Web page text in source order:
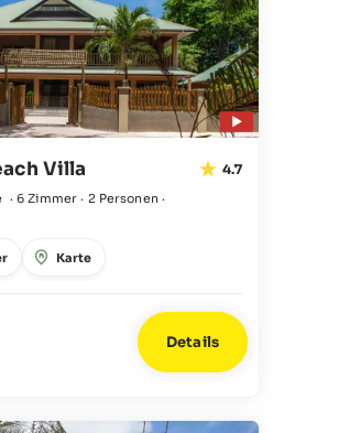
Villa 4.7
· 6 Zimmer · 2 Personen·
Karte
Details